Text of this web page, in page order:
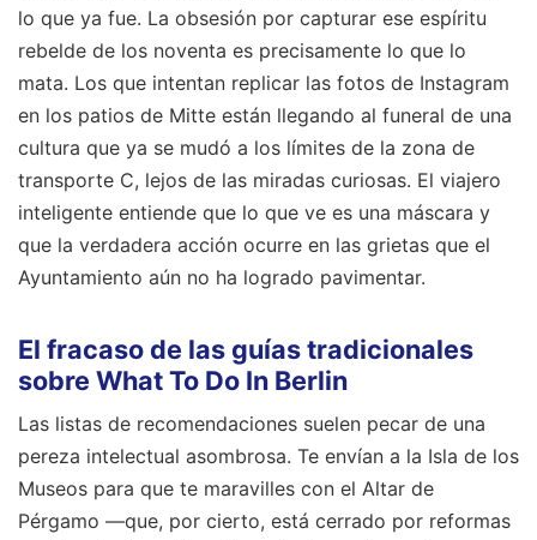
lo que ya fue. La obsesión por capturar ese espíritu
rebelde de los noventa es precisamente lo que lo
mata. Los que intentan replicar las fotos de Instagram
en los patios de Mitte están llegando al funeral de una
cultura que ya se mudó a los límites de la zona de
transporte C, lejos de las miradas curiosas. El viajero
inteligente entiende que lo que ve es una máscara y
que la verdadera acción ocurre en las grietas que el
Ayuntamiento aún no ha logrado pavimentar.
El fracaso de las guías tradicionales
sobre What To Do In Berlin
Las listas de recomendaciones suelen pecar de una
pereza intelectual asombrosa. Te envían a la Isla de los
Museos para que te maravilles con el Altar de
Pérgamo —que, por cierto, está cerrado por reformas